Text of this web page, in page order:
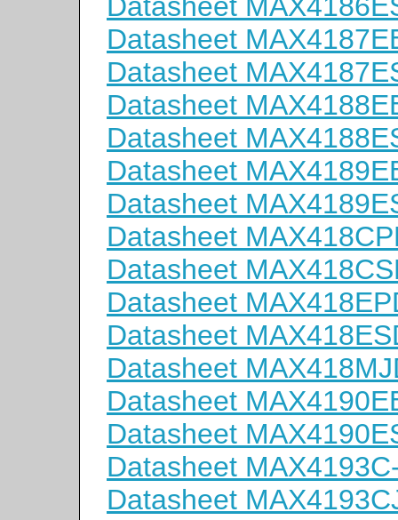
Datasheet
Datasheet
Datasheet
Datasheet
Datasheet
Datasheet
Datasheet
Datasheet
Datasheet
Datasheet
Datasheet
Datasheet
Datasheet
Datasheet
Datasheet